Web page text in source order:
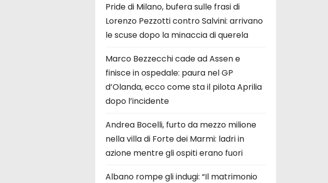
Pride di Milano, bufera sulle frasi di
Lorenzo Pezzotti contro Salvini: arrivano
le scuse dopo la minaccia di querela
Marco Bezzecchi cade ad Assen e
finisce in ospedale: paura nel GP
d’Olanda, ecco come sta il pilota Aprilia
dopo l’incidente
Andrea Bocelli, furto da mezzo milione
nella villa di Forte dei Marmi: ladri in
azione mentre gli ospiti erano fuori
Albano rompe gli indugi: “Il matrimonio